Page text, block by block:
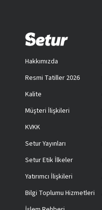
Hakkımızda
Resmi Tatiller 2026
Kalite
Müşteri İlişkileri
KVKK
Setur Yayınları
Setur Etik İlkeler
Yatırımcı İlişkileri
Bilgi Toplumu Hizmetleri